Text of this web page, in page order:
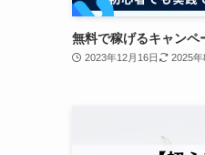
無料で稼げるキャンペ
2023年12月16日 2025年